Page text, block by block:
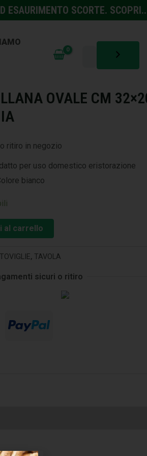
ESAURIMENTO SCORTE.
OVALE CM
ritiro in negozio
per uso domestico eristorazione
bianco
al carrello
, TAVOLA
sicuri o ritiro